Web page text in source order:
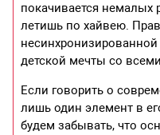
покачивается немалых
летишь по хайвею.
детской мечты со
Если говорить о
лишь один элемент в
будем забывать, что